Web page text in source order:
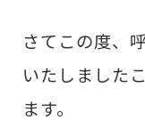
さてこの度、
いたしました
ます。